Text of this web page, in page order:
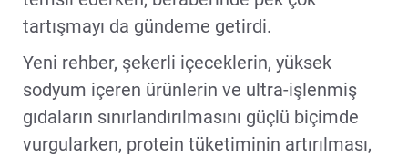
tartışmayı da gündeme getirdi.
Yeni rehber, şekerli içeceklerin, yüksek
sodyum içeren ürünlerin ve ultra-işlenmiş
gıdaların sınırlandırılmasını güçlü biçimde
vurgularken, protein tüketiminin artırılması,